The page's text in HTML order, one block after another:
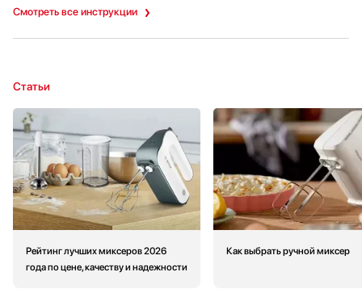
Смотреть все инструкции
Статьи
Рейтинг лучших миксеров 2026
года по цене, качеству и надежности
Как выбрать ручной миксер